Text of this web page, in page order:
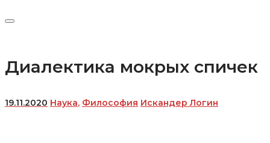
Диалектика мокрых спичек
19.11.2020 Наука, Философия Искандер Логин